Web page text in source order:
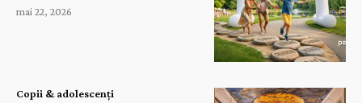
mai 22, 2026
Copii & adolescenți